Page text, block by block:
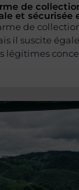
de
et sécurisée
de
il suscite
légitimes